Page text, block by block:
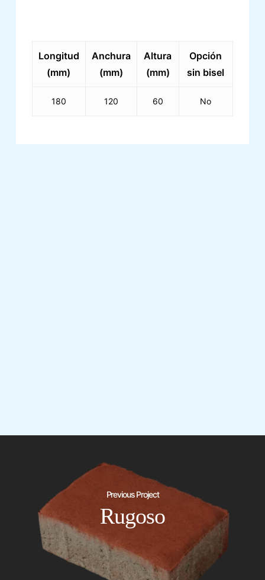
Longitud
(mm)
Anchura
(mm)
Altura
(mm)
Opción
sin bisel
180 120 60 No
Previous Project
Rugoso